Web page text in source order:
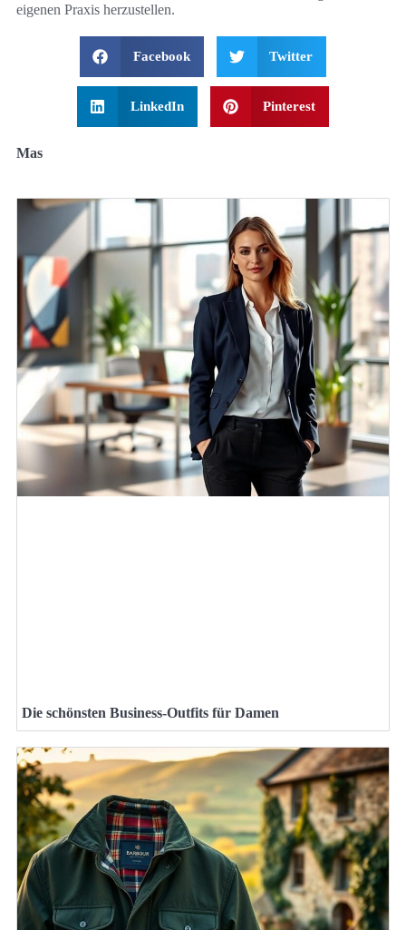
eigenen Praxis herzustellen.
Facebook Twitter
LinkedIn Pinterest
Mas
Die schönsten Business-Outfits für Damen